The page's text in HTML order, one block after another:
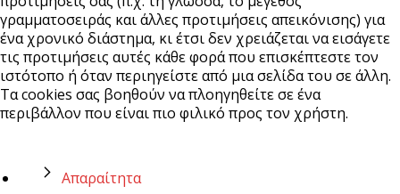
γραμματοσειράς και άλλες προτιμήσεις απεικόνισης) για
ένα χρονικό διάστημα, κι έτσι δεν χρειάζεται να εισάγετε
τις προτιμήσεις αυτές κάθε φορά που επισκέπτεστε τον
ιστότοπο ή όταν περιηγείστε από μια σελίδα του σε άλλη.
Τα cookies σας βοηθούν να πλοηγηθείτε σε ένα
περιβάλλον που είναι πιο φιλικό προς τον χρήστη.
Απαραίτητα